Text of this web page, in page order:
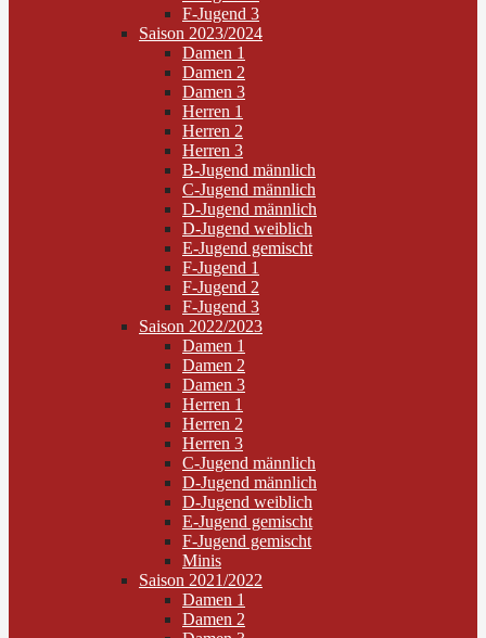
F-Jugend 3
Saison 2023/2024
Damen 1
Damen 2
Damen 3
Herren 1
Herren 2
Herren 3
B-Jugend männlich
C-Jugend männlich
D-Jugend männlich
D-Jugend weiblich
E-Jugend gemischt
F-Jugend 1
F-Jugend 2
F-Jugend 3
Saison 2022/2023
Damen 1
Damen 2
Damen 3
Herren 1
Herren 2
Herren 3
C-Jugend männlich
D-Jugend männlich
D-Jugend weiblich
E-Jugend gemischt
F-Jugend gemischt
Minis
Saison 2021/2022
Damen 1
Damen 2